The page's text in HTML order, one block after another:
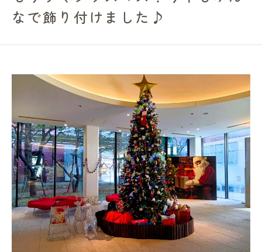
卒業生の方へ
高校の先生方へ
地域・一般の方へ
企業・園・施設の方へ
なで飾り付けました♪